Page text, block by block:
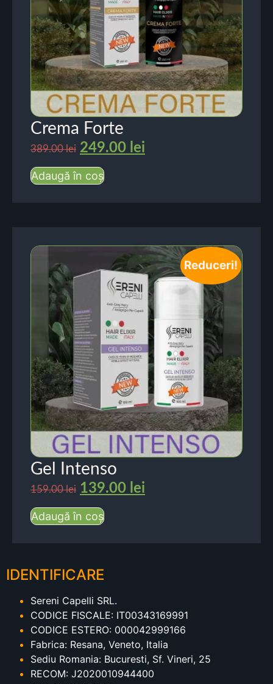
Crema Forte
389.00lei 249.00 lei
Adaugă în coș
Reduceri!
Gel Intenso
159.00lei 139.00 lei
Adaugă în coș
IDENTIFICARE
Sereni Capelli SRL.
CODICE FISCALE: IT00343169991
CODICE ESTERO: 000042999166
Fabrica: Resana, Veneto, Italia
Sediu Romania: Bucuresti, Sf. Vineri, 25
RECOM: J2020010944400